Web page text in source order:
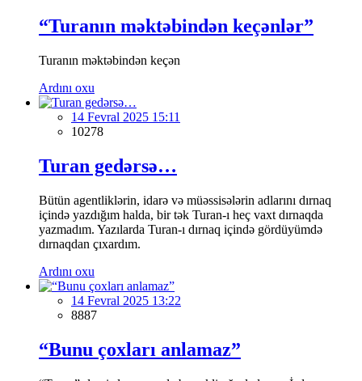
“Turanın məktəbindən keçənlər”
Turanın məktəbindən keçən
Ardını oxu
14 Fevral 2025 15:11
10278
Turan gedərsə…
Bütün agentliklərin, idarə və müəssisələrin adlarını dırnaq
içində yazdığım halda, bir tək Turan-ı heç vaxt dırnaqda
yazmadım. Yazılarda Turan-ı dırnaq içində gördüyümdə
dırnaqdan çıxardım.
Ardını oxu
14 Fevral 2025 13:22
8887
“Bunu çoxları anlamaz”